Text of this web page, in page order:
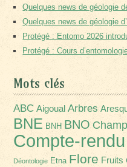
Quelques news de géologie
Quelques news de géologie
Protégé : Entomo 2026
Protégé : Cours
Mots clés
ABC Aigoual Arbres
BNE BNH BNO
Compte-rendu
Déontologie Etna Flore Fruits